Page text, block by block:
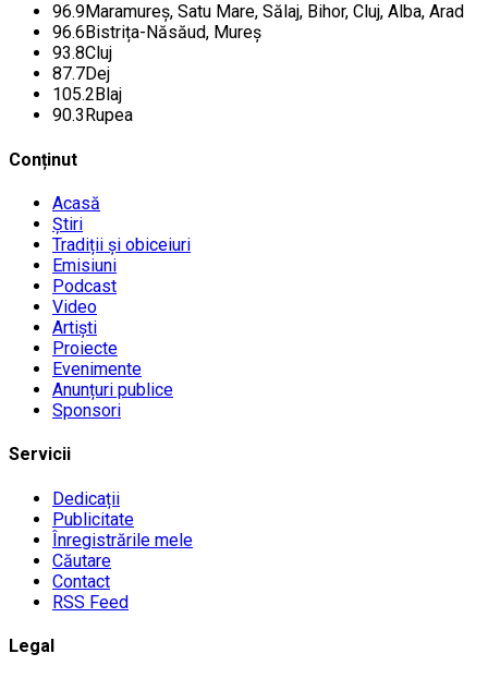
96.9Maramureș, Satu Mare, Sălaj, Bihor, Cluj, Alba, Arad
96.6 Bistrița-Năsăud, Mureș
93.8Cluj
87.7Dej
105.2 Blaj
90.3 Rupea
Conținut
Acasă
Știri
Tradiții și obiceiuri
Emisiuni
Podcast
Video
Artiști
Proiecte
Evenimente
Anunțuri publice
Sponsori
Servicii
Dedicații
Publicitate
Înregistrările mele
Căutare
Contact
RSS Feed
Legal